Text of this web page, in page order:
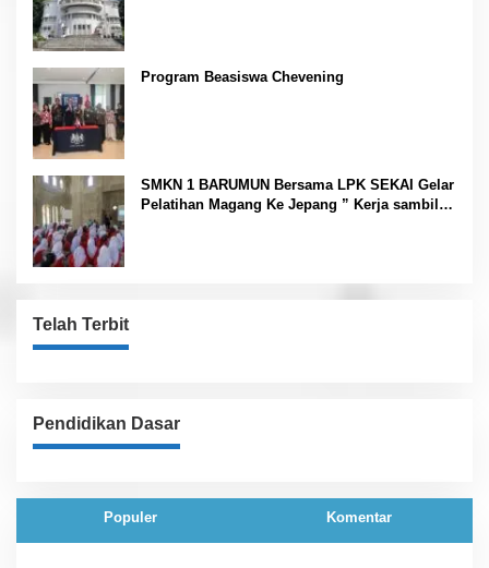
Program Beasiswa Chevening
SMKN 1 BARUMUN Bersama LPK SEKAI Gelar
Pelatihan Magang Ke Jepang ” Kerja sambil
Telah Terbit
Pendidikan Dasar
Populer Komentar